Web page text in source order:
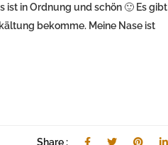
in Ordnung und schön 🙂 Es gibt
bekomme. Meine Nase ist
Share :